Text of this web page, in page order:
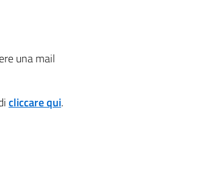
una mail
cliccare qui.